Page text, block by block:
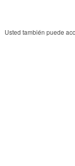
Usted también puede